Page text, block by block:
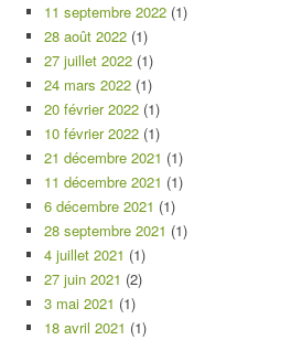
11 septembre 2022 (1)
28 août 2022 (1)
27 juillet 2022 (1)
24 mars 2022 (1)
20 février 2022 (1)
10 février 2022 (1)
21 décembre 2021 (1)
11 décembre 2021 (1)
6 décembre 2021 (1)
28 septembre 2021 (1)
4 juillet 2021 (1)
27 juin 2021 (2)
3 mai 2021 (1)
18 avril 2021 (1)